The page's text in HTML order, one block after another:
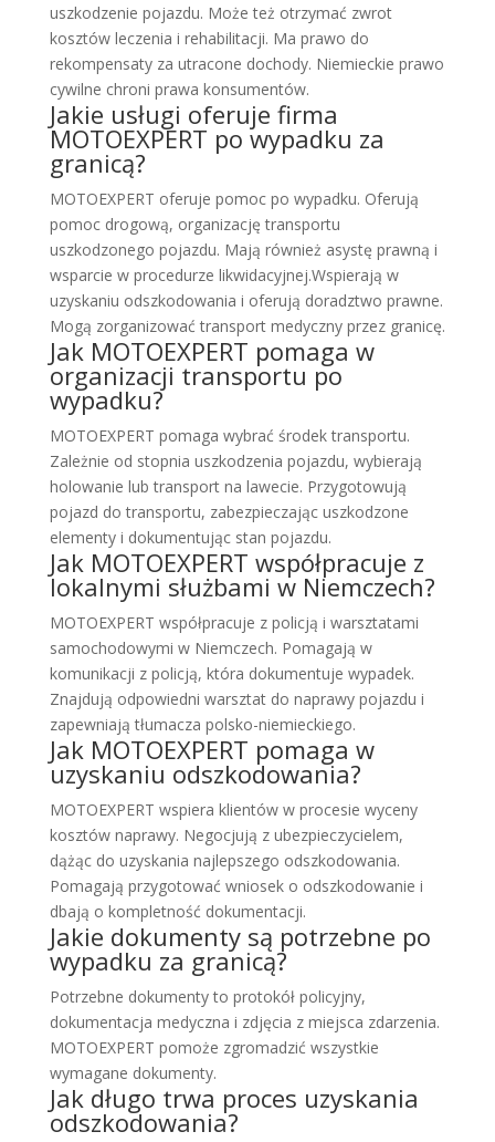
uszkodzenie pojazdu. Może też otrzymać zwrot
kosztów leczenia i rehabilitacji. Ma prawo do
rekompensaty za utracone dochody. Niemieckie prawo
cywilne chroni prawa konsumentów.
Jakie usługi oferuje firma
MOTOEXPERT po wypadku za
granicą?
MOTOEXPERT oferuje pomoc po wypadku. Oferują
pomoc drogową, organizację transportu
uszkodzonego pojazdu. Mają również asystę prawną i
wsparcie w procedurze likwidacyjnej.Wspierają w
uzyskaniu odszkodowania i oferują doradztwo prawne.
Mogą zorganizować transport medyczny przez granicę.
Jak MOTOEXPERT pomaga w
organizacji transportu po
wypadku?
MOTOEXPERT pomaga wybrać środek transportu.
Zależnie od stopnia uszkodzenia pojazdu, wybierają
holowanie lub transport na lawecie. Przygotowują
pojazd do transportu, zabezpieczając uszkodzone
elementy i dokumentując stan pojazdu.
Jak MOTOEXPERT współpracuje z
lokalnymi służbami w Niemczech?
MOTOEXPERT współpracuje z policją i warsztatami
samochodowymi w Niemczech. Pomagają w
komunikacji z policją, która dokumentuje wypadek.
Znajdują odpowiedni warsztat do naprawy pojazdu i
zapewniają tłumacza polsko-niemieckiego.
Jak MOTOEXPERT pomaga w
uzyskaniu odszkodowania?
MOTOEXPERT wspiera klientów w procesie wyceny
kosztów naprawy. Negocjują z ubezpieczycielem,
dążąc do uzyskania najlepszego odszkodowania.
Pomagają przygotować wniosek o odszkodowanie i
dbają o kompletność dokumentacji.
Jakie dokumenty są potrzebne po
wypadku za granicą?
Potrzebne dokumenty to protokół policyjny,
dokumentacja medyczna i zdjęcia z miejsca zdarzenia.
MOTOEXPERT pomoże zgromadzić wszystkie
wymagane dokumenty.
Jak długo trwa proces uzyskania
odszkodowania?